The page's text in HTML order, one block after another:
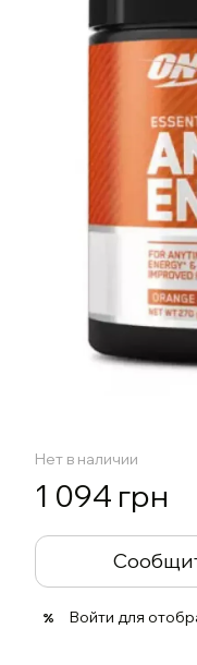
Нет в наличии
1 094 грн
% Войти для